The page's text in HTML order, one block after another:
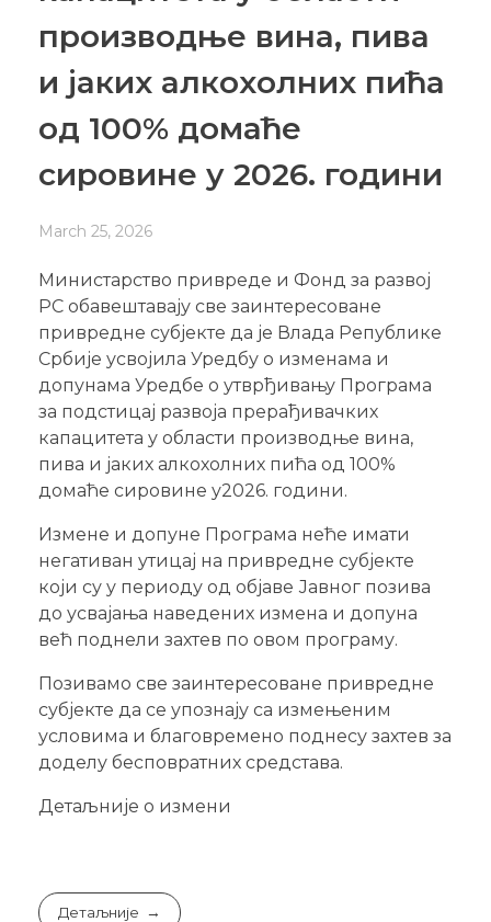
производње вина, пива
и јаких алкохолних пића
од 100% домаће
сировине у 2026. години
March 25, 2026
Министарство привреде и Фонд за развој
РС обавештавају све заинтересоване
привредне субјекте да је Влада Републике
Србије усвојила Уредбу о изменама и
допунама Уредбе о утврђивању Програма
за подстицај развоја прерађивачких
капацитета у области производње вина,
пива и јаких алкохолних пића од 100%
домаће сировине у2026. години.
Измене и допуне Програма неће имати
негативан утицај на привредне субјекте
који су у периоду од објаве Јавног позива
до усвајања наведених измена и допуна
већ поднели захтев по овом програму.
Позивамо све заинтересоване привредне
субјекте да се упознају са измењеним
условима и благовремено поднесу захтев за
доделу бесповратних средстава.
Детаљније о измени
Детаљније